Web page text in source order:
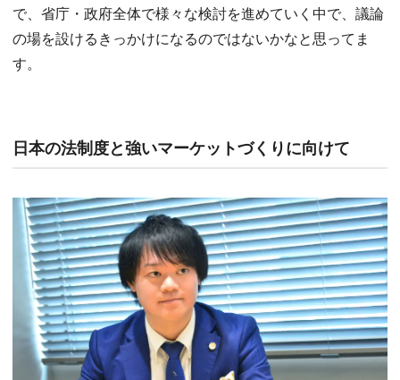
で、省庁・政府全体で様々な検討を進めていく中で、議論
の場を設けるきっかけになるのではないかなと思ってま
す。
日本の法制度と強いマーケットづくりに向けて